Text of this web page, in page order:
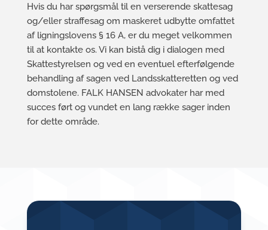
Hvis du har spørgsmål til en verserende skattesag
og/eller straffesag om maskeret udbytte omfattet
af ligningslovens § 16 A, er du meget velkommen
til at kontakte os. Vi kan bistå dig i dialogen med
Skattestyrelsen og ved en eventuel efterfølgende
behandling af sagen ved Landsskatteretten og ved
domstolene. FALK HANSEN advokater har med
succes ført og vundet en lang række sager inden
for dette område.